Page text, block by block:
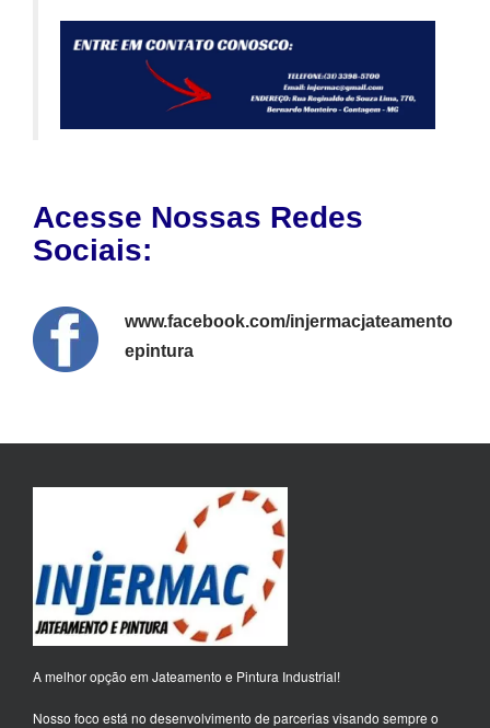
Acesse Nossas Redes
Sociais:
www.facebook.com/injermacjateamento
epintura
A melhor opção em Jateamento e Pintura Industrial!
Nosso foco está no desenvolvimento de parcerias visando sempre o